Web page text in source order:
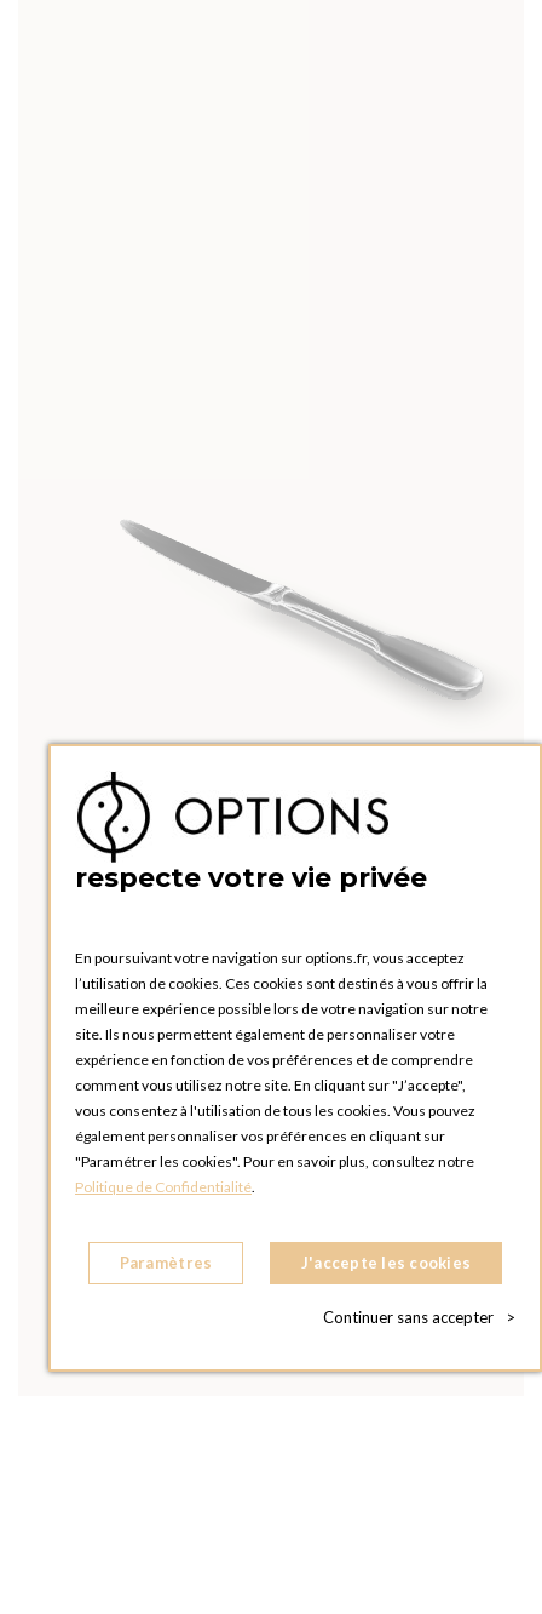
respecte votre vie privée
En poursuivant votre navigation sur options.fr, vous acceptez
l’utilisation de cookies. Ces cookies sont destinés à vous offrir la
meilleure expérience possible lors de votre navigation sur notre
site. Ils nous permettent également de personnaliser votre
expérience en fonction de vos préférences et de comprendre
comment vous utilisez notre site. En cliquant sur "J’accepte",
vous consentez à l'utilisation de tous les cookies. Vous pouvez
également personnaliser vos préférences en cliquant sur
"Paramétrer les cookies". Pour en savoir plus, consultez notre
Politique de Confidentialité.
Paramètres J'accepte les cookies
Continuer sans accepter >